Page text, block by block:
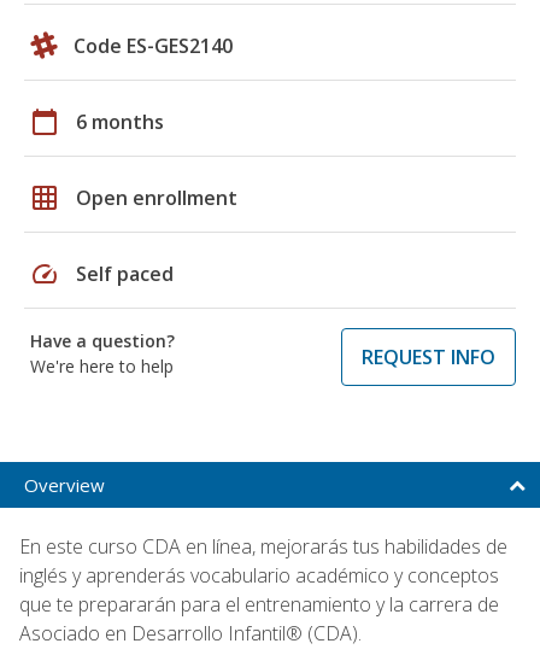
Code ES-GES2140
calendar_today 6 months
grid_on Open enrollment
speed Self paced
Have a question?
We're here to help
REQUEST INFO
Overview
En este curso CDA en línea, mejorarás tus habilidades de
inglés y aprenderás vocabulario académico y conceptos
que te prepararán para el entrenamiento y la carrera de
Asociado en Desarrollo Infantil® (CDA).